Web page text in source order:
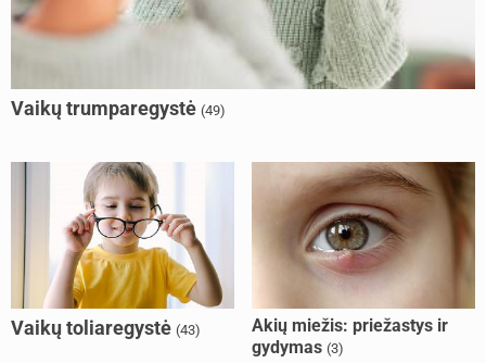
Vaikų trumparegystė (49)
Vaikų toliaregystė (43)
Akių miežis: priežastys ir
gydymas (3)